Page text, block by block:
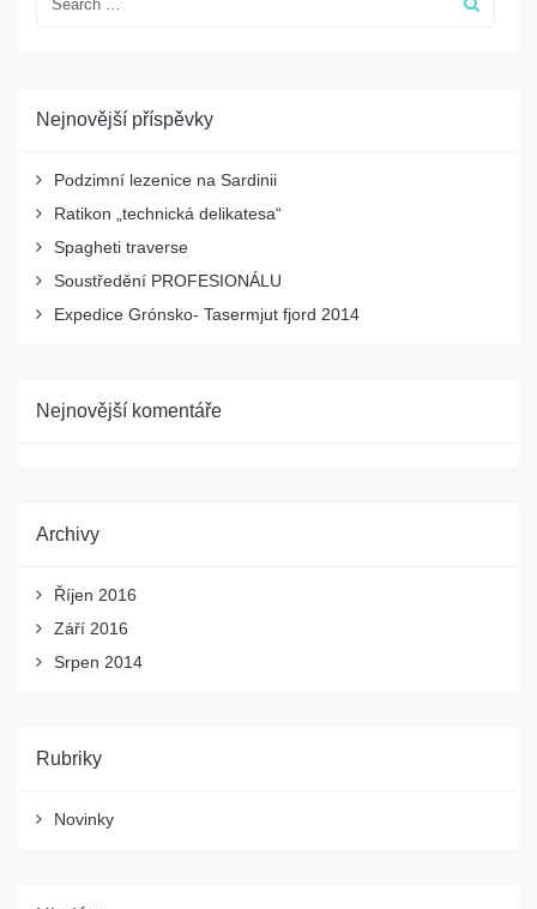
Nejnovější příspěvky
Podzimní lezenice na Sardinii
Ratikon „technická delikatesa“
Spagheti traverse
Soustředění PROFESIONÁLU
Expedice Grónsko- Tasermjut fjord 2014
Nejnovější komentáře
Archivy
Říjen 2016
Září 2016
Srpen 2014
Rubriky
Novinky